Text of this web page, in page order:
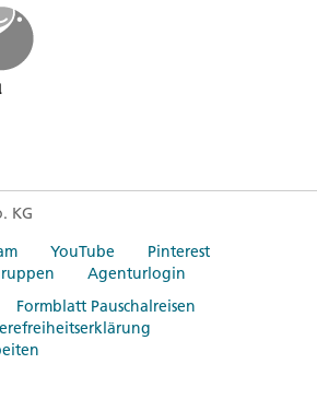
KG
YouTube
Pinterest
Agenturlogin
Formblatt Pauschalreisen